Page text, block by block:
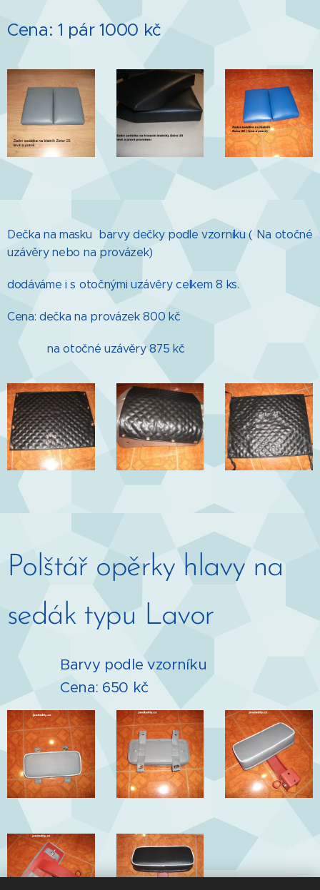
Cena: 1 pár 1000 kč
Dečka na masku barvy dečky podle vzorníku ( Na otočné
uzávěry nebo na provázek)
dodáváme i s otočnými uzávěry celkem 8 ks.
Cena: dečka na provázek 800 kč
na otočné uzávěry 875 kč
Polštář opěrky hlavy na
sedák typu Lavor
Barvy podle vzorníku
Cena: 650 kč